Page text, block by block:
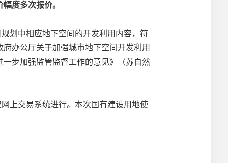
度多次报价。
划中相应地下空间的开发利用内容，符
府办公厅关于加强城市地下空间开发利用
步加强监管监督工作的意见》（苏自然
上交易系统进行。本次国有建设用地使